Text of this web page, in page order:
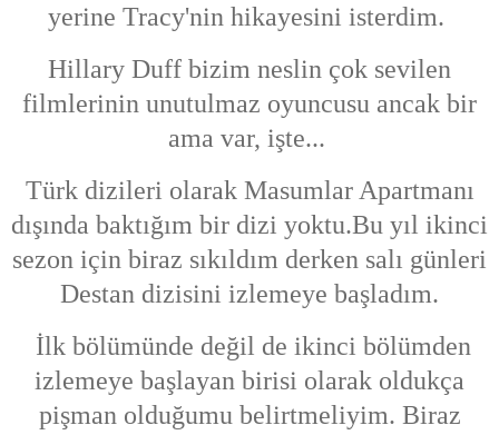
yerine Tracy'nin hikayesini isterdim.
Hillary Duff bizim neslin çok sevilen
filmlerinin unutulmaz oyuncusu ancak bir
ama var, işte...
Türk dizileri olarak Masumlar Apartmanı
dışında baktığım bir dizi yoktu.Bu yıl ikinci
sezon için biraz sıkıldım derken salı günleri
Destan dizisini izlemeye başladım.
İlk bölümünde değil de ikinci bölümden
izlemeye başlayan birisi olarak oldukça
pişman olduğumu belirtmeliyim. Biraz